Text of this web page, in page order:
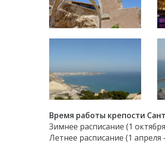
Время работы крепости
Зимнее расписание (1
Летнее расписание (1 апреля